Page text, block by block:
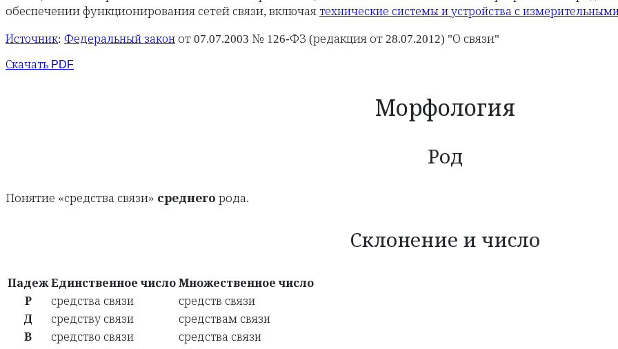
обеспечении функционирования сетей связи, включая технические системы и устройства с
Источник: Федеральный закон от 07.07.2003 № 126-ФЗ (редакция от 28.07.2012) "О связи"
Скачать PDF
Морфология
Род
Понятие «средства связи» среднего рода.
Склонение и число
Падеж Единственное число Множественное число
Р
средства связи
средств связи
Д
средству связи
средствам связи
В
средство связи
средства связи